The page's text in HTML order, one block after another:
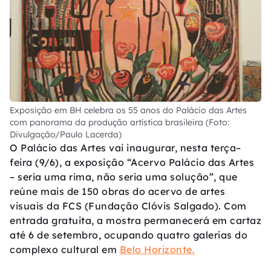
Exposição em BH celebra os 55 anos do Palácio das Artes
com panorama da produção artística brasileira (Foto:
Divulgação/Paulo Lacerda)
O Palácio das Artes vai inaugurar, nesta terça–
feira (9/6), a exposição “Acervo Palácio das Artes
– seria uma rima, não seria uma solução”, que
reúne mais de 150 obras do acervo de artes
visuais da FCS (Fundação Clóvis Salgado). Com
entrada gratuita, a mostra permanecerá em cartaz
até 6 de setembro, ocupando quatro galerias do
complexo cultural em Belo Horizonte.